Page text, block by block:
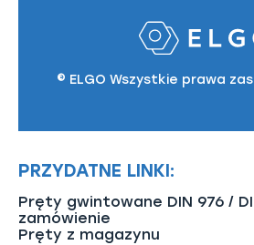
© ELGO Wszystkie prawa
PRZYDATNE LINKI:
Pręty gwintowane DIN 976 /
zamówienie
Pręty z magazynu